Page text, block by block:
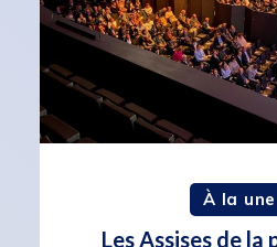
À la une
Les Assises de la